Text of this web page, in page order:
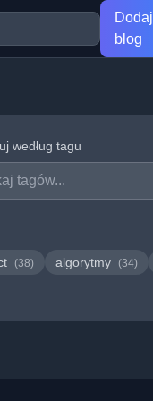
Dodaj
blog
według tagu
(38) algorytmy (34)